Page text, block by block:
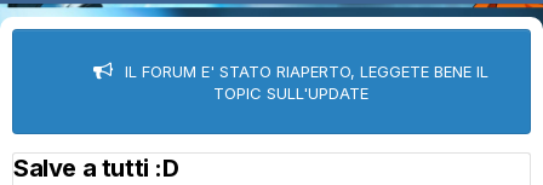
IL FORUM E' STATO RIAPERTO, LEGGETE BENE IL
TOPIC SULL'UPDATE
Salve a tutti :D